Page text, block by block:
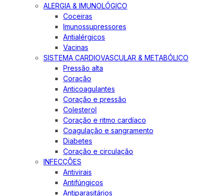
ALERGIA & IMUNOLÓGICO
Coceiras
Imunossupressores
Antialérgicos
Vacinas
SISTEMA CARDIOVASCULAR & METABÓLICO
Pressão alta
Coração
Anticoagulantes
Coração e pressão
Colesterol
Coração e ritmo cardíaco
Coagulação e sangramento
Diabetes
Coração e circulação
INFECÇÕES
Antivirais
Antifúngicos
Antiparasitários